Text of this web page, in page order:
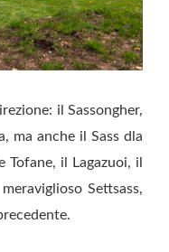
il Sassongher,
ma anche il Sass dla
Tofane, il Lagazuoi, il
Settsass,